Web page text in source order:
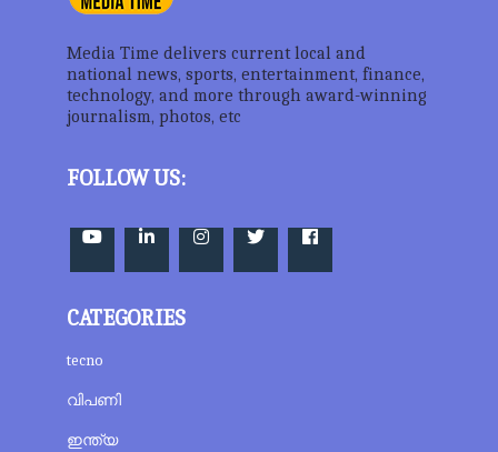
Media Time delivers current local and
national news, sports, entertainment, finance,
technology, and more through award-winning
journalism, photos, etc
FOLLOW US:
CATEGORIES
tecno
വിപണി
ഇന്ത്യ